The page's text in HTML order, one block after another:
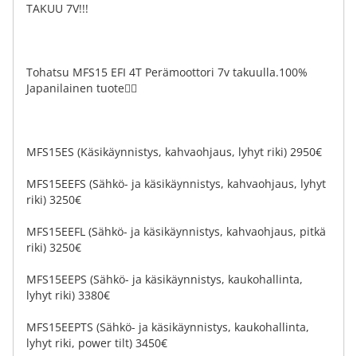
TAKUU 7V!!!
Tohatsu MFS15 EFI 4T Perämoottori 7v takuulla.100%
Japanilainen tuote👌🏻
MFS15ES (Käsikäynnistys, kahvaohjaus, lyhyt riki) 2950€
MFS15EEFS (Sähkö- ja käsikäynnistys, kahvaohjaus, lyhyt
riki) 3250€
MFS15EEFL (Sähkö- ja käsikäynnistys, kahvaohjaus, pitkä
riki) 3250€
MFS15EEPS (Sähkö- ja käsikäynnistys, kaukohallinta,
lyhyt riki) 3380€
MFS15EEPTS (Sähkö- ja käsikäynnistys, kaukohallinta,
lyhyt riki, power tilt) 3450€